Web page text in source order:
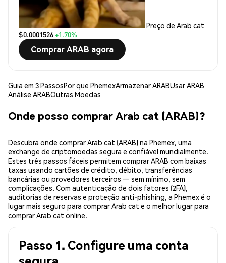
Preço de Arab cat
$0.0001526+1.70%
Comprar ARAB agora
Guia em 3 PassosPor que PhemexArmazenar ARABUsar ARAB
Análise ARABOutras Moedas
Onde posso comprar Arab cat (ARAB)?
Descubra onde comprar Arab cat (ARAB) na Phemex, uma
exchange de criptomoedas segura e confiável mundialmente.
Estes três passos fáceis permitem comprar ARAB com baixas
taxas usando cartões de crédito, débito, transferências
bancárias ou provedores terceiros — sem mínimo, sem
complicações. Com autenticação de dois fatores (2FA),
auditorias de reservas e proteção anti-phishing, a Phemex é o
lugar mais seguro para comprar Arab cat e o melhor lugar para
comprar Arab cat online.
Passo 1. Configure uma conta